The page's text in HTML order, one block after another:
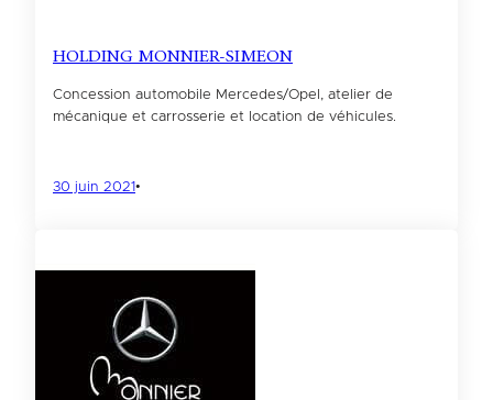
HOLDING MONNIER-SIMEON
Concession automobile Mercedes/Opel, atelier de
mécanique et carrosserie et location de véhicules.
30 juin 2021•